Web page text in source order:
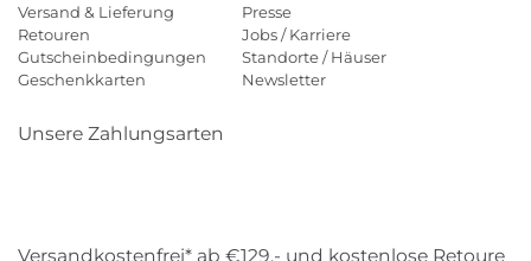
Versand & Lieferung
Retouren
Gutscheinbedingungen
Geschenkkarten
Presse
Jobs / Karriere
Standorte / Häuser
Newsletter
Unsere Zahlungsarten
Versandkostenfrei* ab €129,- und kostenlose Retoure